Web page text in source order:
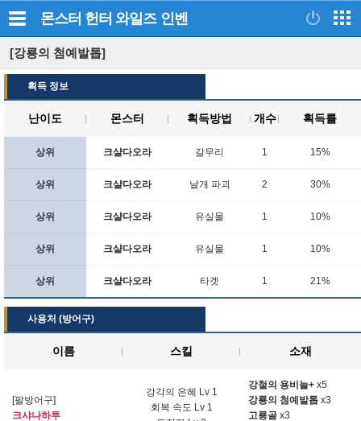
몬스터 헌터 와일즈 인벤
[강룡의 첨예발톱]
획득 정보
난이도 몬스터 획득방법 개수 획득률
상위 크샬다오라 갈무리 1 15%
상위 크샬다오라 날개 파괴 2 30%
상위 크샬다오라 유실물 1 10%
상위 크샬다오라 유실물 1 10%
상위 크샬다오라 타겟 1 21%
사용처 (방어구)
이름 스킬 소재
[팔방어구]
크샤나하투
강각의 은혜 Lv 1
회복 속도 Lv 1
강철의 용비늘+ x5
강룡의 첨예발톱 x3
고룡골 x3